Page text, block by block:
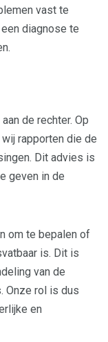
vast te
diagnose te
de rechter. Op
rapporten die de
Dit advies is
geven in de
om te bepalen of
is. Dit is
van de
Onze rol is dus
en